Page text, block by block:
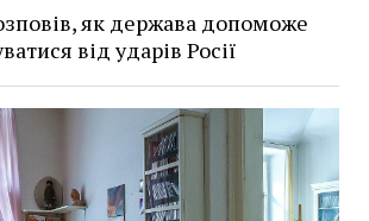
як держава допоможе
від ударів Росії